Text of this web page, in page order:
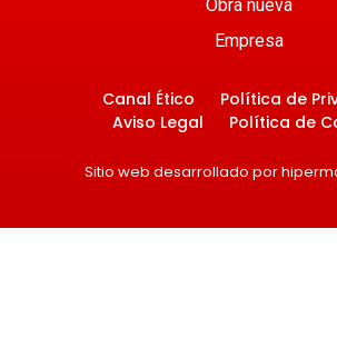
Obra nueva
Empresa
Canal Ético
Política de
Aviso Legal
Política de
Sitio web desarrollado por